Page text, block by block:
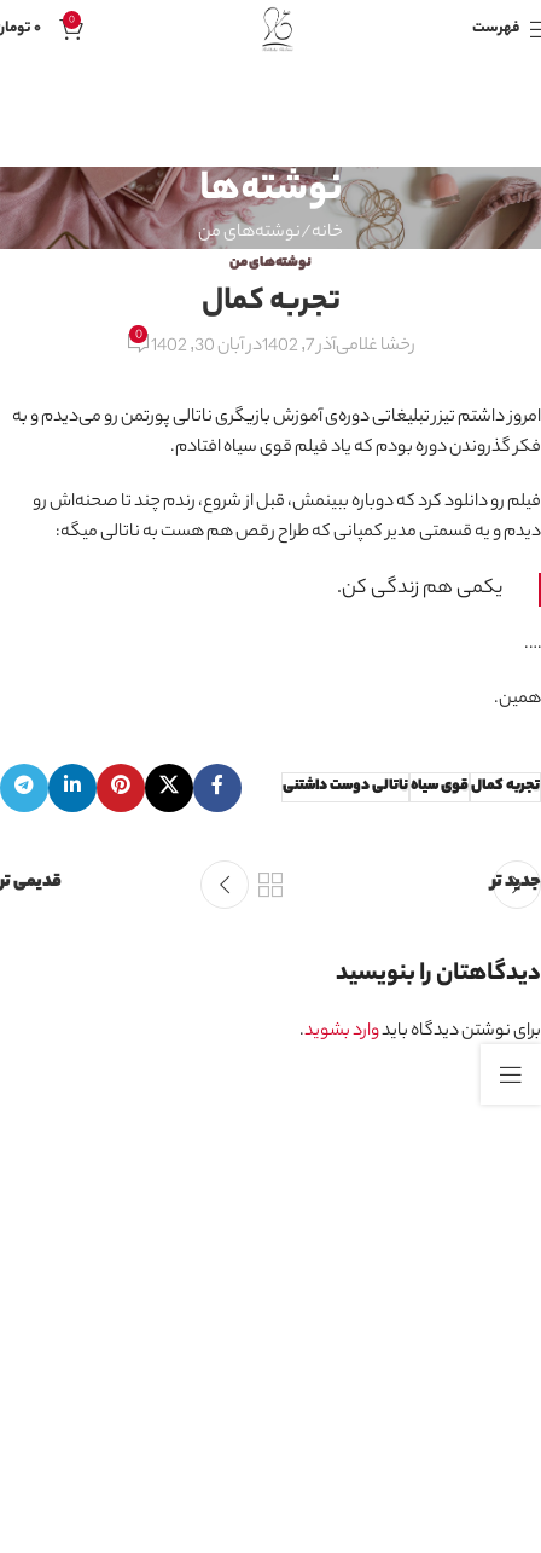
فهرست 0 ۰
نوشته‌ها
خانه نوشته‌های من
نوشته‌های من
تجربه کمال
رخشا غلامیآذر 7, 1402 در آبان 30, 1402 0
امروز داشتم تیزر تبلیغاتی دوره‌ی آموزش بازیگری ناتالی پورتمن رو می‌دیدم و به
فکر گذروندن دوره بودم که یاد فیلم قوی سیاه افتادم.
فیلم رو دانلود کرد که دوباره ببینمش، قبل از شروع، رندم چند تا صحنه‌اش رو
دیدم و یه قسمتی مدیر کمپانی که طراح رقص هم هست به ناتالی میگه:
یکمی هم زندگی کن.
….
همین.
تجربه کمالقوی سیاهناتالی دوست داشتنی
جدید تر قدیمی تر
دیدگاهتان را بنویسید
برای نوشتن دیدگاه بایدوارد بشوید.